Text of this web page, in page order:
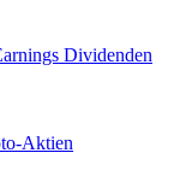
Dividenden
Aktien